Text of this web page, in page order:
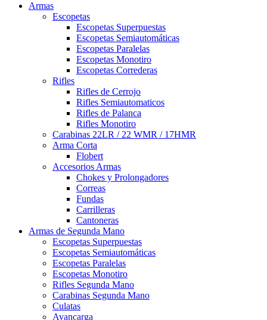
Armas
Escopetas
Escopetas Superpuestas
Escopetas Semiautomáticas
Escopetas Paralelas
Escopetas Monotiro
Escopetas Correderas
Rifles
Rifles de Cerrojo
Rifles Semiautomaticos
Rifles de Palanca
Rifles Monotiro
Carabinas 22LR / 22 WMR / 17HMR
Arma Corta
Flobert
Accesorios Armas
Chokes y Prolongadores
Correas
Fundas
Carrilleras
Cantoneras
Armas de Segunda Mano
Escopetas Superpuestas
Escopetas Semiautomáticas
Escopetas Paralelas
Escopetas Monotiro
Rifles Segunda Mano
Carabinas Segunda Mano
Culatas
Avancarga